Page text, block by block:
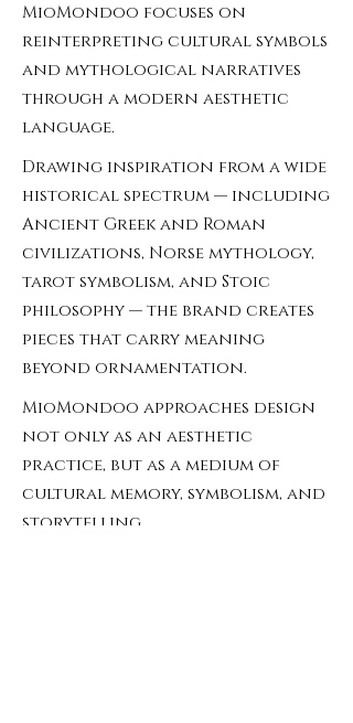
MioMondoo focuses on
reinterpreting cultural symbols
and mythological narratives
through a modern aesthetic
language.
Drawing inspiration from a wide
historical spectrum — including
Ancient Greek and Roman
civilizations, Norse mythology,
tarot symbolism, and Stoic
philosophy — the brand creates
pieces that carry meaning
beyond ornamentation.
MioMondoo approaches design
not only as an aesthetic
practice, but as a medium of
cultural memory, symbolism, and
storytelling.